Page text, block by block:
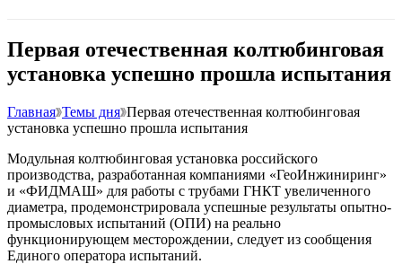
Первая отечественная колтюбинговая
установка успешно прошла испытания
Главная Темы дня Первая отечественная колтюбинговая
установка успешно прошла испытания
Модульная колтюбинговая установка российского
производства, разработанная компаниями «ГеоИнжиниринг»
и «ФИДМАШ» для работы с трубами ГНКТ увеличенного
диаметра, продемонстрировала успешные результаты опытно-
промысловых испытаний (ОПИ) на реально
функционирующем месторождении, следует из сообщения
Единого оператора испытаний.